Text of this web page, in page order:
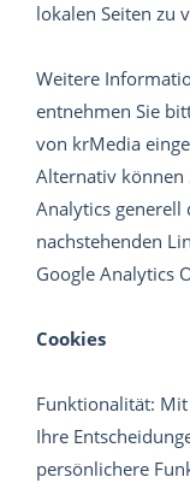
lokalen Seiten zu
Weitere
entnehmen Sie
von krMedia
Alternativ können
Analytics generell
nachstehenden
Google Analytics
Cookies
Funktionalität: Mit
Ihre
persönlichere